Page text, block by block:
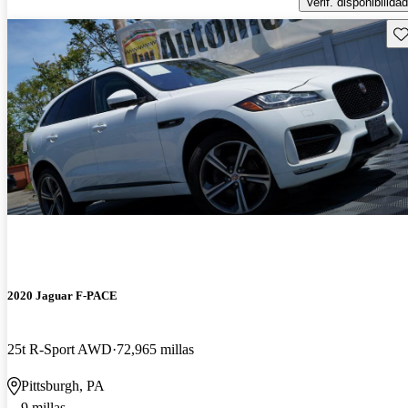
2020 Jaguar F-PACE
25t R-Sport AWD 72,965 millas
Pittsburgh, PA